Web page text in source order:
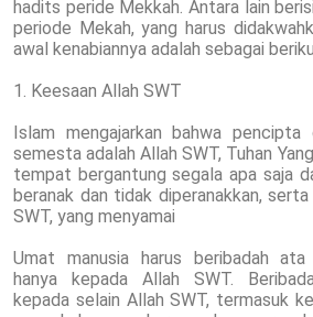
hadits peride Mekkah. Antara lain
periode Mekah, yang harus
awal kenabiannya adalah sebagai
1. Keesaan Allah SWT
Islam mengajarkan bahwa pencipta
semesta adalah Allah SWT, Tuhan
tempat bergantung segala apa saja
beranak dan tidak diperanakkan,
SWT, yang menyamai
Umat manusia harus beribadah ata
hanya kepada Allah SWT.
kepada selain Allah SWT, termasuk